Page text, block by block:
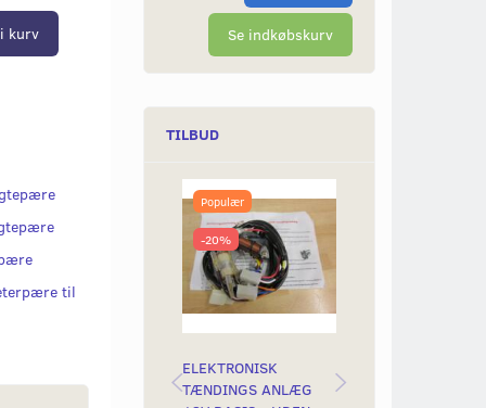
kurv
til
Se indkøbskurv
TILBUD
Populær
-20%
ELEKTRONISK
TÆNDINGS ANLÆG